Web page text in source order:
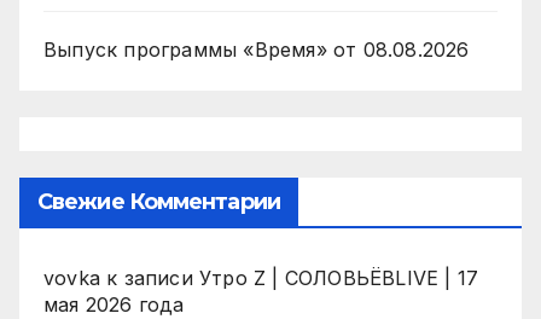
Выпуск программы «Время» от 08.08.2026
Свежие Комментарии
vovka к записи Утро Z | СОЛОВЬЁВLIVE | 17
мая 2026 года